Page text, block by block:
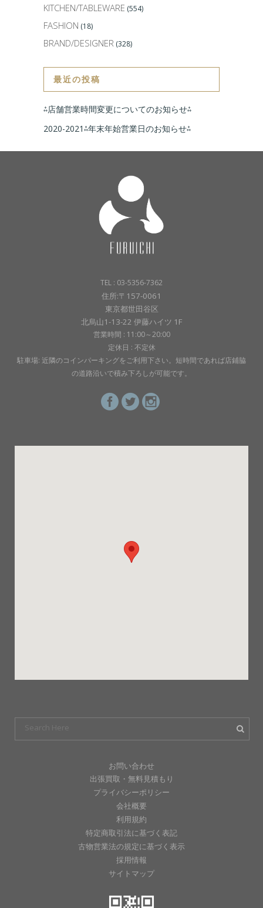
KITCHEN/TABLEWARE (554)
FASHION (18)
BRAND/DESIGNER (328)
最近の投稿
⁂店舗営業時間変更についてのお知らせ⁂
2020-2021⁂年末年始営業日のお知らせ⁂
TEL : 03-5356-7362
住所:〒157-0061
東京都世田谷区
北烏山1-13-22 伊藤ハイツ 1F
営業時間 : 11:00～20:00
定休日 : 不定休
駐車場: 近隣のコインパーキングをご利用下さい。短時間であれば店鋪脇
の道路沿いで積み下ろしが可能です。
お問い合わせ
出張買取・無料見積もり
プライバシーポリシー
会社概要
利用規約
特定商取引法に基づく表記
古物営業法の規定に基づく表示
採用情報
サイトマップ